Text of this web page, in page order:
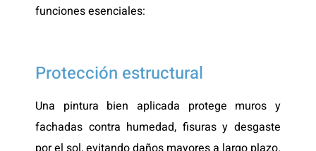
funciones esenciales:
Protección estructural
Una pintura bien aplicada protege muros y
fachadas contra humedad, fisuras y desgaste